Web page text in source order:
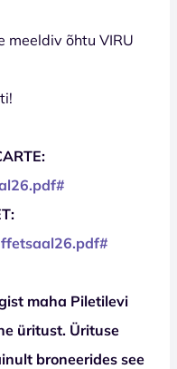
meeldiv õhtu VIRU
26.pdf#
26.pdf#
maha Piletilevi
üritust. Ürituse
broneerides see